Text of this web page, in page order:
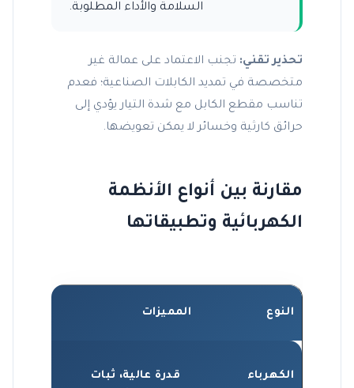
السلامة والأداء المطلوبة.
تحذير تقني: تجنب الاعتماد على عمالة غير
متخصصة في تمديد الكابلات الصناعية؛ فعدم
تناسب مقطع الكابل مع شدة التيار يؤدي إلى
حرائق كارثية وخسائر لا يمكن تعويضها.
مقارنة بين أنواع الأنظمة
الكهربائية وتطبيقاتها
النوع المميزات
الكهرباء
قدرة عالية، ثبات